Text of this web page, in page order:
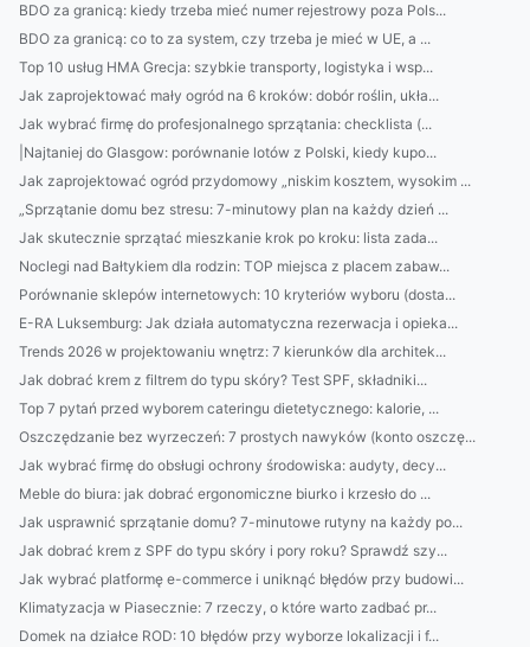
BDO za granicą: kiedy trzeba mieć numer rejestrowy poza Pols...
BDO za granicą: co to za system, czy trzeba je mieć w UE, a ...
Top 10 usług HMA Grecja: szybkie transporty, logistyka i wsp...
Jak zaprojektować mały ogród na 6 kroków: dobór roślin, ukła...
Jak wybrać firmę do profesjonalnego sprzątania: checklista (...
|Najtaniej do Glasgow: porównanie lotów z Polski, kiedy kupo...
Jak zaprojektować ogród przydomowy „niskim kosztem, wysokim ...
„Sprzątanie domu bez stresu: 7-minutowy plan na każdy dzień ...
Jak skutecznie sprzątać mieszkanie krok po kroku: lista zada...
Noclegi nad Bałtykiem dla rodzin: TOP miejsca z placem zabaw...
Porównanie sklepów internetowych: 10 kryteriów wyboru (dosta...
E-RA Luksemburg: Jak działa automatyczna rezerwacja i opieka...
Trends 2026 w projektowaniu wnętrz: 7 kierunków dla architek...
Jak dobrać krem z filtrem do typu skóry? Test SPF, składniki...
Top 7 pytań przed wyborem cateringu dietetycznego: kalorie, ...
Oszczędzanie bez wyrzeczeń: 7 prostych nawyków (konto oszczę...
Jak wybrać firmę do obsługi ochrony środowiska: audyty, decy...
Meble do biura: jak dobrać ergonomiczne biurko i krzesło do ...
Jak usprawnić sprzątanie domu? 7-minutowe rutyny na każdy po...
Jak dobrać krem z SPF do typu skóry i pory roku? Sprawdź szy...
Jak wybrać platformę e-commerce i uniknąć błędów przy budowi...
Klimatyzacja w Piasecznie: 7 rzeczy, o które warto zadbać pr...
Domek na działce ROD: 10 błędów przy wyborze lokalizacji i f...